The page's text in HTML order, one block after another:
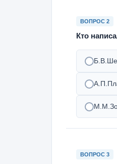
ВОПРОС 2
Кто
ВОПРОС 3